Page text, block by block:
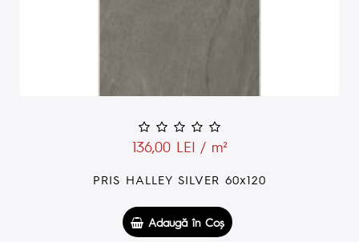
136,00 LEI / m²
PRIS HALLEY SILVER 60x120
Adaugă în Coş